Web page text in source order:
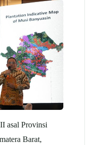
asal Provinsi
Barat,